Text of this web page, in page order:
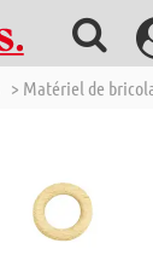
> Matériel de